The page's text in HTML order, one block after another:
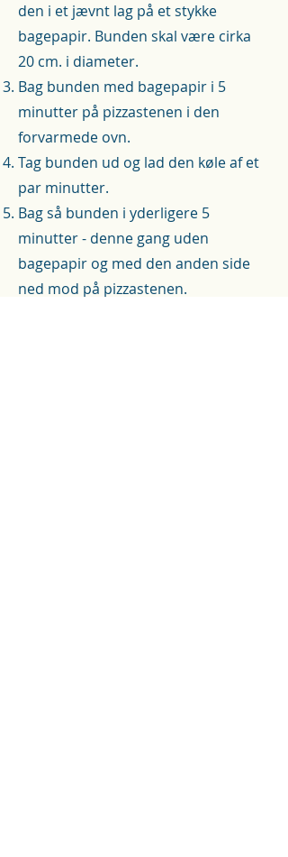
den i et jævnt lag på et stykke
bagepapir. Bunden skal være cirka
20 cm. i diameter.
Bag bunden med bagepapir i 5
minutter på pizzastenen i den
forvarmede ovn.
Tag bunden ud og lad den køle af et
par minutter.
Bag så bunden i yderligere 5
minutter - denne gang uden
bagepapir og med den anden side
ned mod på pizzastenen.